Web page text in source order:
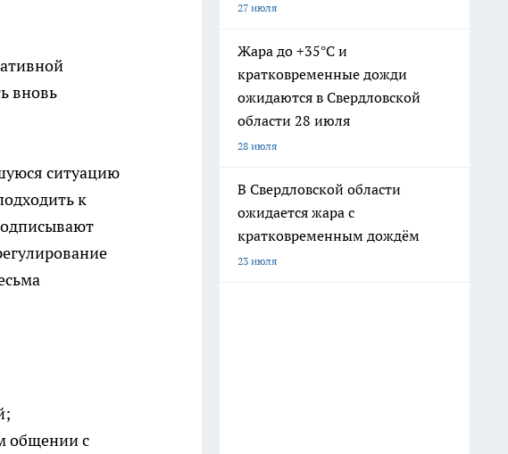
вновь
ситуацию
к
общении с
27 июля
Жара до +35°С и
кратковременные дожди
ожидаются в Свердловской
области 28 июля
28 июля
В Свердловской области
ожидается жара с
кратковременным дождём
23 июля